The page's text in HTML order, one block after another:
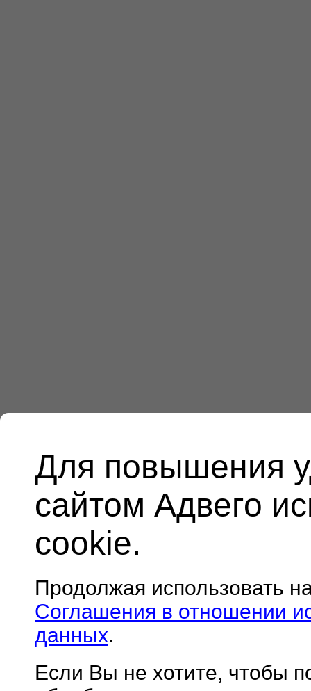
Для повышения
сайтом Адвего
cookie.
Продолжая использовать
Соглашения в отношении
данных.
Если Вы не хотите, чтобы